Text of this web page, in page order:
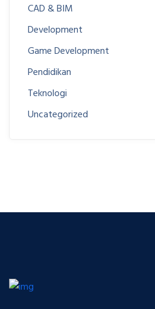
CAD & BIM
Development
Game Development
Pendidikan
Teknologi
Uncategorized